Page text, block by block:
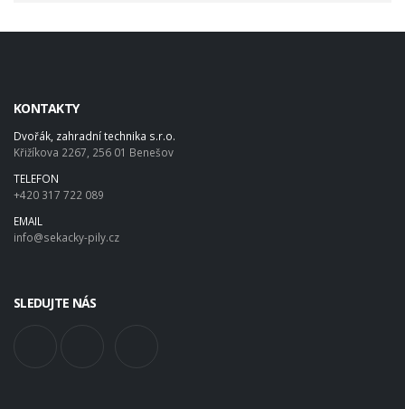
KONTAKTY
Dvořák, zahradní technika s.r.o.
Křižíkova 2267, 256 01 Benešov
TELEFON
+420 317 722 089
EMAIL
info@sekacky-pily.cz
SLEDUJTE NÁS